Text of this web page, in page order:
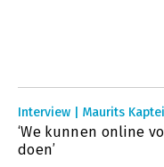
Interview | Maurits
‘We kunnen online
doen’